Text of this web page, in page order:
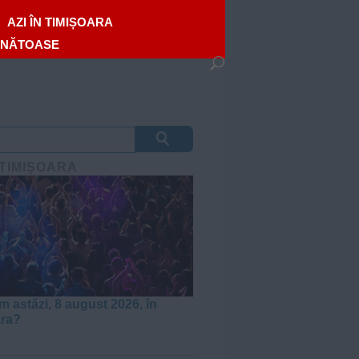
AZI ÎN TIMIȘOARA
astăzi, 8 august 2026, în